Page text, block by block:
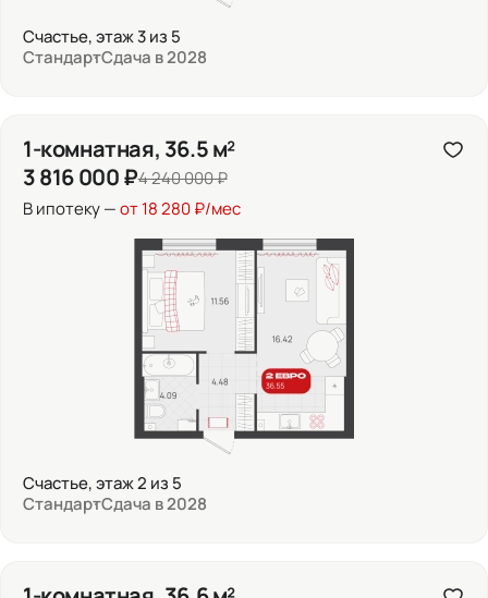
Счастье, этаж 3 из 5
СтандартСдача в 2028
1-комнатная, 36.5 м²
3 816 000 ₽4 240 000 ₽
В ипотеку —от 18 280 ₽/мес
Счастье, этаж 2 из 5
СтандартСдача в 2028